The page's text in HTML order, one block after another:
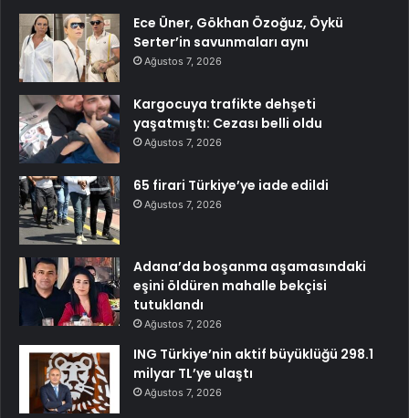
Ece Üner, Gökhan Özoğuz, Öykü
Serter’in savunmaları aynı
Ağustos 7, 2026
Kargocuya trafikte dehşeti
yaşatmıştı: Cezası belli oldu
Ağustos 7, 2026
65 firari Türkiye’ye iade edildi
Ağustos 7, 2026
Adana’da boşanma aşamasındaki
eşini öldüren mahalle bekçisi
tutuklandı
Ağustos 7, 2026
ING Türkiye’nin aktif büyüklüğü 298.1
milyar TL’ye ulaştı
Ağustos 7, 2026